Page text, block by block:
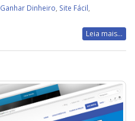
Ganhar Dinheiro Site Fácil
Leia mais...